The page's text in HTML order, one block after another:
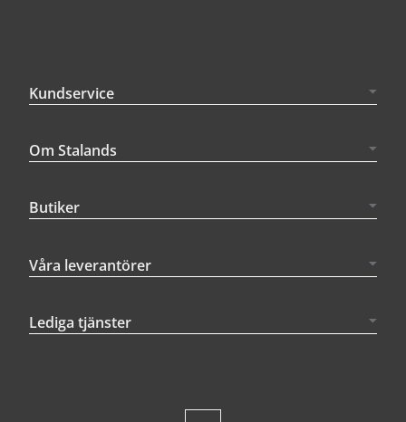
Kundservice
Om Stalands
Butiker
Våra leverantörer
Lediga tjänster